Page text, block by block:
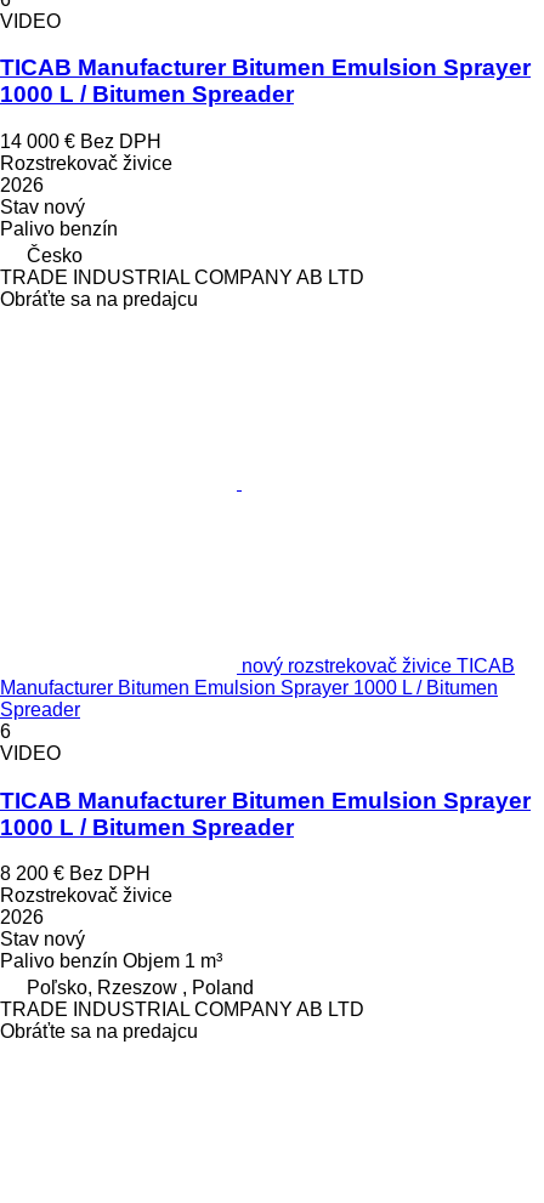
VIDEO
TICAB Manufacturer Bitumen Emulsion Sprayer
1000 L / Bitumen Spreader
14 000 € Bez DPH
Rozstrekovač živice
2026
Stav nový
Palivo benzín
Česko
TRADE INDUSTRIAL COMPANY AB LTD
Obráťte sa na predajcu
nový rozstrekovač živice TICAB
Manufacturer Bitumen Emulsion Sprayer 1000 L / Bitumen
Spreader
6
VIDEO
TICAB Manufacturer Bitumen Emulsion Sprayer
1000 L / Bitumen Spreader
8 200 € Bez DPH
Rozstrekovač živice
2026
Stav nový
Palivo benzín Objem 1 m³
Poľsko, Rzeszow , Poland
TRADE INDUSTRIAL COMPANY AB LTD
Obráťte sa na predajcu